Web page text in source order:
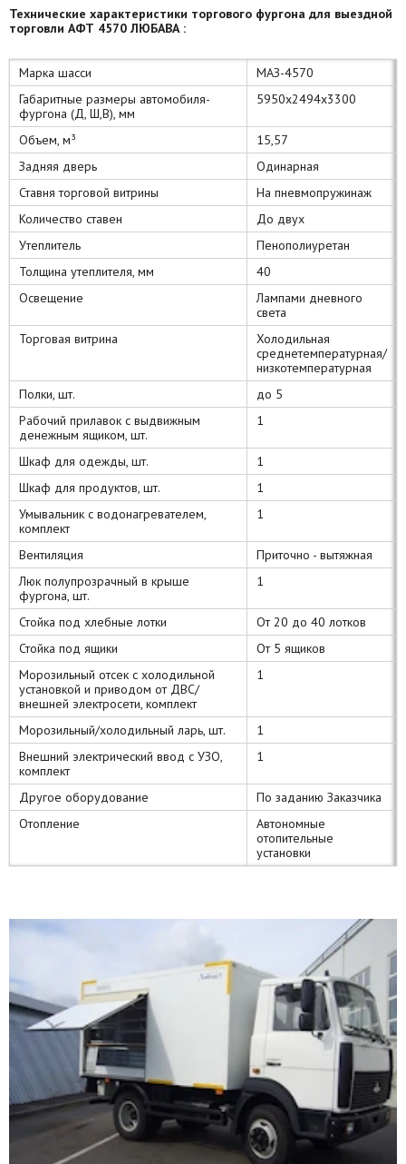
Технические характеристики торгового фургона для выездной
торговли АФТ 4570 ЛЮБАВА :
Марка шасси
МАЗ-4570
Габаритные размеры автомобиля-
фургона (Д, Ш,В), мм
5950x2494x3300
Объем, м³
15,57
Задняя дверь
Одинарная
Ставня торговой витрины
На пневмопружинаж
Количество ставен
До двух
Утеплитель
Пенополиуретан
Толщина утеплителя, мм
40
Освещение
Лампами дневного
света
Торговая витрина
Холодильная
среднетемпературная/
низкотемпературная
Полки, шт.
до 5
Рабочий прилавок с выдвижным
денежным ящиком, шт.
1
Шкаф для одежды, шт.
1
Шкаф для продуктов, шт.
1
Умывальник с водонагревателем,
комплект
1
Вентиляция
Приточно - вытяжная
Люк полупрозрачный в крыше
фургона, шт.
1
Стойка под хлебные лотки
От 20 до 40 лотков
Стойка под ящики
От 5 ящиков
Морозильный отсек с холодильной
установкой и приводом от ДВС/
внешней электросети, комплект
1
Морозильный/холодильный ларь, шт.
1
Внешний электрический ввод с УЗО,
комплект
1
Другое оборудование
По заданию Заказчика
Отопление
Автономные
отопительные
установки